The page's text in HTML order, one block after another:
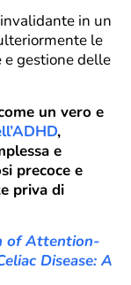
in un
le
gestione delle
un vero e
,
e
precoce e
priva di
of Attention-
Disease: A